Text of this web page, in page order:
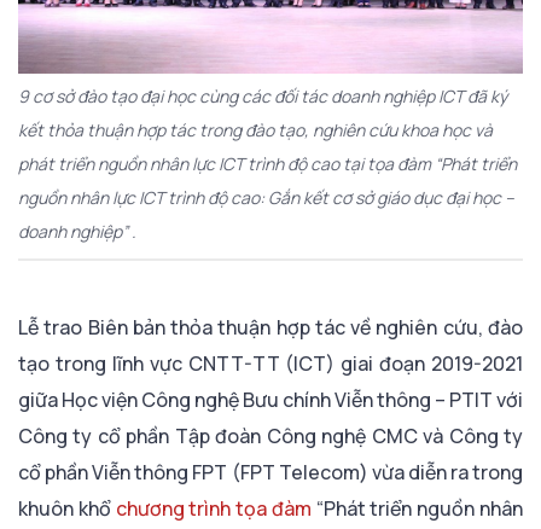
9 cơ sở đào tạo đại học cùng các đối tác doanh nghiệp ICT đã ký
kết thỏa thuận hợp tác trong đào tạo, nghiên cứu khoa học và
phát triển nguồn nhân lực ICT trình độ cao tại tọa đàm “Phát triển
nguồn nhân lực ICT trình độ cao: Gắn kết cơ sở giáo dục đại học –
doanh nghiệp” .
Lễ trao Biên bản thỏa thuận hợp tác về nghiên cứu, đào
tạo trong lĩnh vực CNTT-TT (ICT) giai đoạn 2019-2021
giữa Học viện Công nghệ Bưu chính Viễn thông – PTIT với
Công ty cổ phần Tập đoàn Công nghệ CMC và Công ty
cổ phần Viễn thông FPT (FPT Telecom) vừa diễn ra trong
khuôn khổ chương trình tọa đàm “Phát triển nguồn nhân